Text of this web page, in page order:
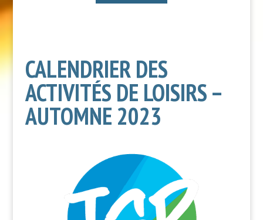
CALENDRIER DES
ACTIVITÉS DE LOISIRS –
AUTOMNE 2023